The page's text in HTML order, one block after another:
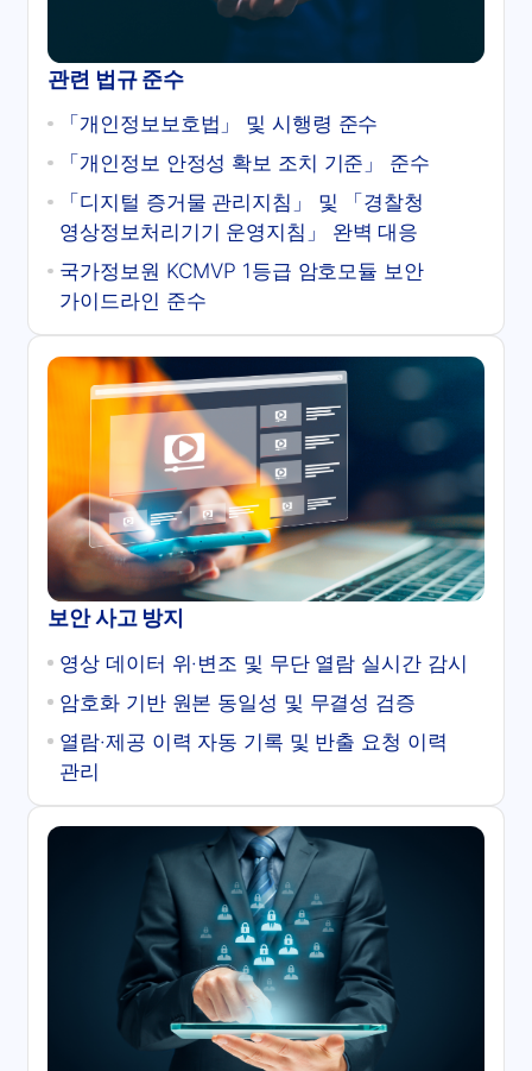
관련 법규 준수
「개인정보보호법」 및 시행령 준수
「개인정보 안정성 확보 조치 기준」 준수
「디지털 증거물 관리지침」 및 「경찰청
영상정보처리기기 운영지침」 완벽 대응
국가정보원 KCMVP 1등급 암호모듈 보안
가이드라인 준수
보안 사고 방지
영상 데이터 위·변조 및 무단 열람 실시간 감시
암호화 기반 원본 동일성 및 무결성 검증
열람·제공 이력 자동 기록 및 반출 요청 이력
관리